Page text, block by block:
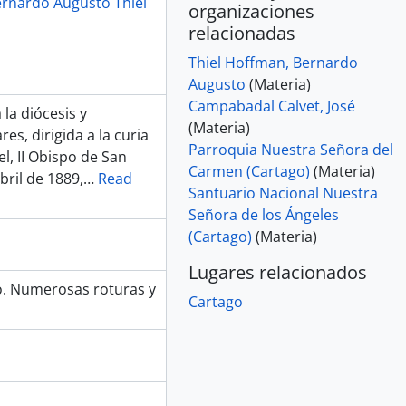
Augusto Thiel, II Obispo de San José (1894)
Bernardo Augusto Thiel, II Obispo de San José (1894)
Curia diocesana (1893)
(1892)
(1891-1894)
del Carmen Zamora, Vicario General (1893)
en la Curia diocesana de San José (1895-1896)
por la Curia diocesana (1890-1894)
Thiel y cuentas personales y de la Curia diocesana (1880-1900)
empleados en la enseñanza religiosa y documentos diversos (1883-1894)
diócesis y
dirigida a la curia
II Obispo de San
de 1889,… Read
Numerosas roturas y
organizaciones
relacionadas
Thiel Hoffman, Bernardo
Augusto (Materia)
Campabadal Calvet, José
(Materia)
Parroquia Nuestra Señora del
Carmen (Cartago) (Materia)
Santuario Nacional Nuestra
Señora de los Ángeles
(Cartago) (Materia)
Lugares relacionados
Cartago